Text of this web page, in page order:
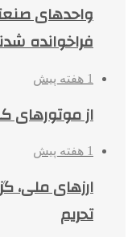
واحدهای
فراخوانده
1 هفته پیش
از موتورهای
1 هفته پیش
ارزهای ملی،
تحریم